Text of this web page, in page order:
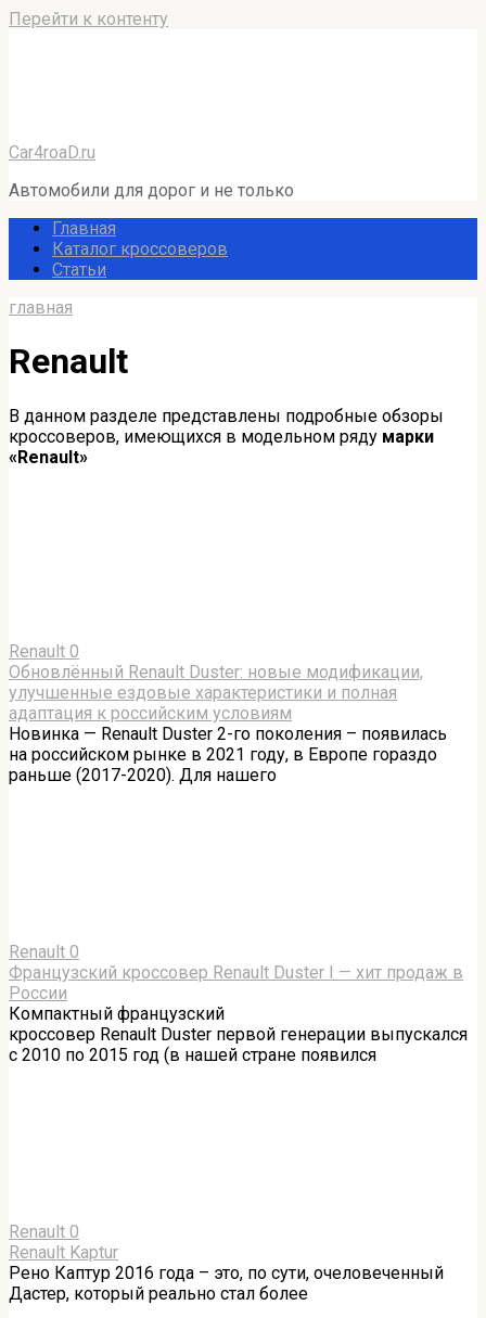
Перейти к контенту
Car4roaD.ru
Автомобили для дорог и не только
Главная
Каталог кроссоверов
Статьи
главная
Renault
В данном разделе представлены подробные обзоры
кроссоверов, имеющихся в модельном ряду марки
«Renault»
Renault 0
Обновлённый Renault Duster: новые модификации,
улучшенные ездовые характеристики и полная
адаптация к российским условиям
Новинка — Renault Duster 2-го поколения – появилась
на российском рынке в 2021 году, в Европе гораздо
раньше (2017-2020). Для нашего
Renault 0
Французский кроссовер Renault Duster I — хит продаж в
России
Компактный французский
кроссовер Renault Duster первой генерации выпускался
с 2010 по 2015 год (в нашей стране появился
Renault 0
Renault Kaptur
Рено Каптур 2016 года – это, по сути, очеловеченный
Дастер, который реально стал более